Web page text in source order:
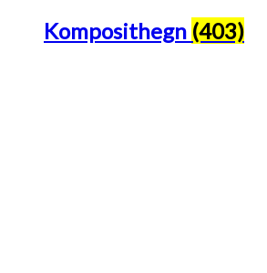
Komposithegn (403)